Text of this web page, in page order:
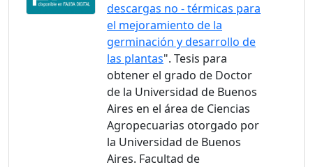
descargas no - térmicas para
el mejoramiento de la
germinación y desarrollo de
las plantas". Tesis para
obtener el grado de Doctor
de la Universidad de Buenos
Aires en el área de Ciencias
Agropecuarias otorgado por
la Universidad de Buenos
Aires. Facultad de